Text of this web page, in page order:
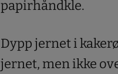
papirhåndkle.
Dypp jernet i
jernet, men ikke